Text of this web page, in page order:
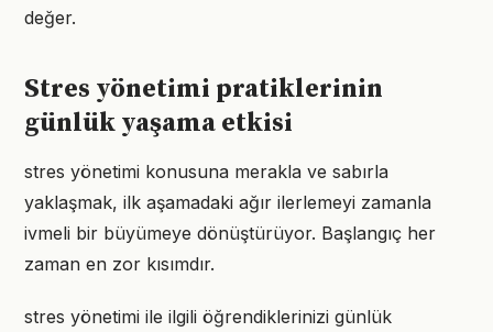
değer.
Stres yönetimi pratiklerinin
günlük yaşama etkisi
stres yönetimi konusuna merakla ve sabırla
yaklaşmak, ilk aşamadaki ağır ilerlemeyi zamanla
ivmeli bir büyümeye dönüştürüyor. Başlangıç her
zaman en zor kısımdır.
stres yönetimi ile ilgili öğrendiklerinizi günlük